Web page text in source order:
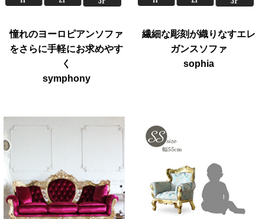
憧れのヨーロピアンソファ
をさらに手軽にお求めやす
く
symphony
繊細な彫刻が織りなすエレ
ガンスソファ
sophia